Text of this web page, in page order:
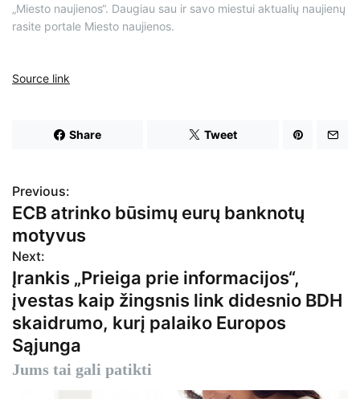
„Miesto naujienos“. Daugiau sau ir savo miestui aktualių naujienų
rasite portale Miesto naujienos.
Source link
Share Tweet
N
a
v
i
g
a
c
Previous:
ECB atrinko būsimų eurų banknotų
motyvus
Next:
Įrankis „Prieiga prie informacijos“,
įvestas kaip žingsnis link didesnio BDH
skaidrumo, kurį palaiko Europos
Sąjunga
Jums tai gali patikti